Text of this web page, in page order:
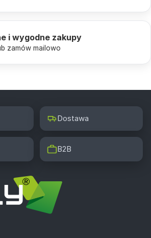
i wygodne zakupy
zamów mailowo
Dostawa
B2B